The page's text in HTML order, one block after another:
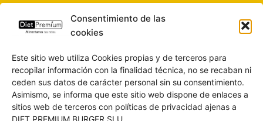
Consentimiento de las
cookies
Este sitio web utiliza Cookies propias y de terceros para
recopilar información con la finalidad técnica, no se recaban ni
ceden sus datos de carácter personal sin su consentimiento.
Asimismo, se informa que este sitio web dispone de enlaces a
sitios web de terceros con políticas de privacidad ajenas a